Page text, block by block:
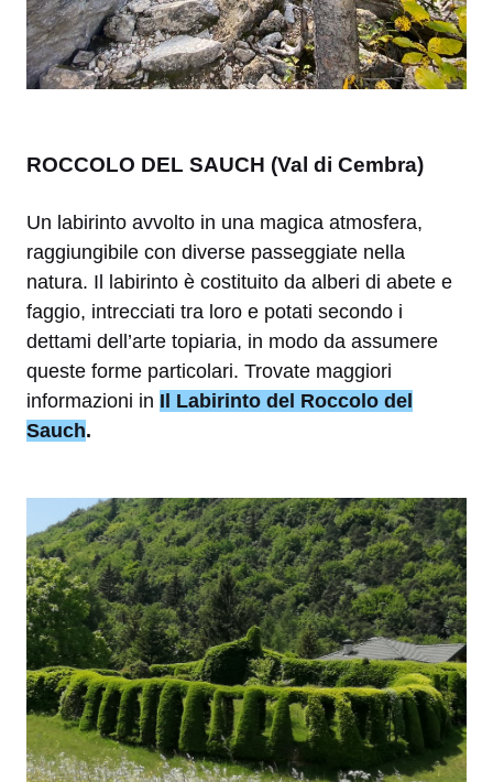
ROCCOLO DEL SAUCH (Val di Cembra)
Un labirinto avvolto in una magica atmosfera,
raggiungibile con diverse passeggiate nella
natura. Il labirinto è costituito da alberi di abete e
faggio, intrecciati tra loro e potati secondo i
dettami dell’arte topiaria, in modo da assumere
queste forme particolari. Trovate maggiori
informazioni in Il Labirinto del Roccolo del
Sauch.